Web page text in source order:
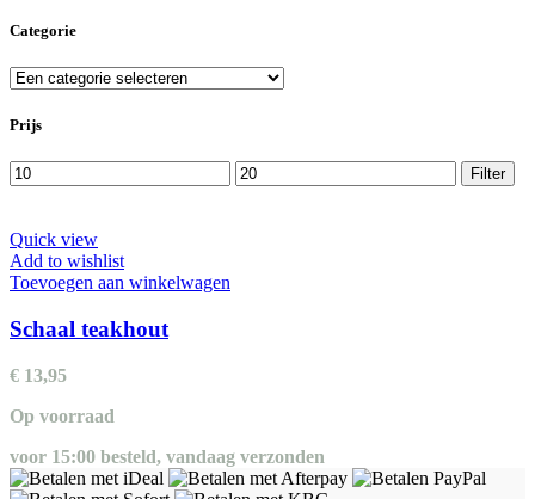
Categorie
Prijs
Min.
prijs
Max.
prijs
Filter
Quick view
Add to wishlist
Toevoegen aan winkelwagen
Schaal teakhout
€ 13,95
Op voorraad
voor 15:00 besteld, vandaag verzonden